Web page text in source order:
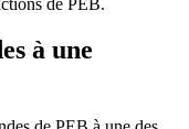
à une